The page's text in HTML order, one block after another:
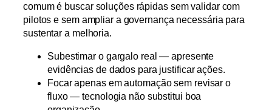
comum é buscar soluções rápidas sem validar com
pilotos e sem ampliar a governança necessária para
sustentar a melhoria.
Subestimar o gargalo real — apresente
evidências de dados para justificar ações.
Focar apenas em automação sem revisar o
fluxo — tecnologia não substitui boa